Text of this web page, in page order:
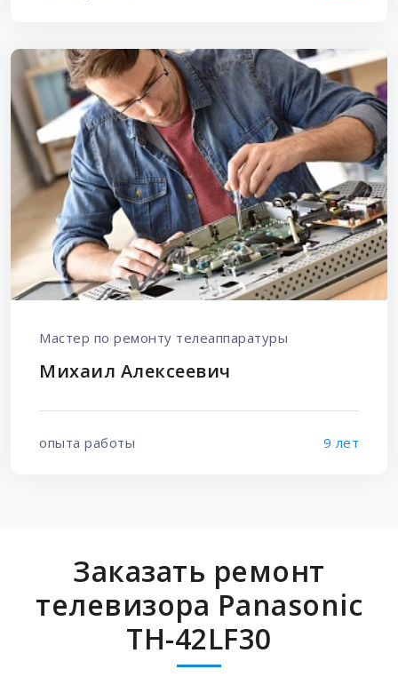
Мастер по ремонту телеаппаратуры
Михаил Алексеевич
опыта работы 9 лет
Заказать ремонт
телевизора Panasonic
TH-42LF30